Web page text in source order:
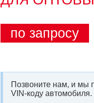
по запросу
Позвоните нам, и мы
VIN-коду автомобиля.